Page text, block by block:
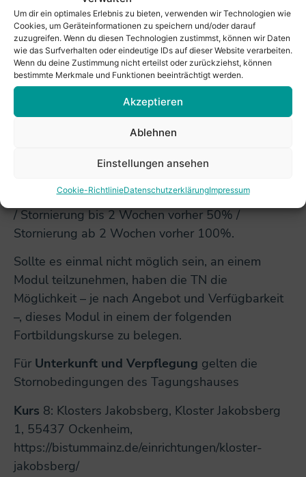
Um dir ein optimales Erlebnis zu bieten, verwenden wir Technologien wie
Cookies, um Geräteinformationen zu speichern und/oder darauf
zuzugreifen. Wenn du diesen Technologien zustimmst, können wir Daten
wie das Surfverhalten oder eindeutige IDs auf dieser Website verarbeiten.
Wenn du deine Zustimmung nicht erteilst oder zurückziehst, können
bestimmte Merkmale und Funktionen beeinträchtigt werden.
Akzeptieren
Ablehnen
Einstellungen ansehen
Cookie-RichtlinieDatenschutzerklärungImpressum
Übernachtungs- und Verpflegungskosten sowie
Arbeitsausfall ist ausgeschlossen.
6.
Stornierung durch einen Teilnehmer/eine
Teilnehmerin
Stornierungen bedürfen immer der Schriftform.
Im Stornierungsfall entstehen folgende Kosten für
Tagungsgebühr: Stornierung bis 8 Wochen
/ Stornierung bis 4 Wochen vorher 20%
/ Stornierung bis 2 Wochen vorher 50% /
Stornierung ab 2 Wochen vorher 100%.
Sollte es einmal nicht möglich sein, an einem
Modul teilzunehmen, haben die TN die
Möglichkeit – je nach Angebot und Verfügbarkeit
–, dieses Modul in einem der folgenden
Fortbildungskurse zu belegen.
Für Unterkunft und Verpflegung gelten die
Stornobedingungen des Tagungshauses
Kurs 8: Klosters Jakobsberg, Kloster Jakobsberg
1, 55437 Ockenheim,
https://bistummainz.de/einrichtungen/kloster-
jakobsberg/